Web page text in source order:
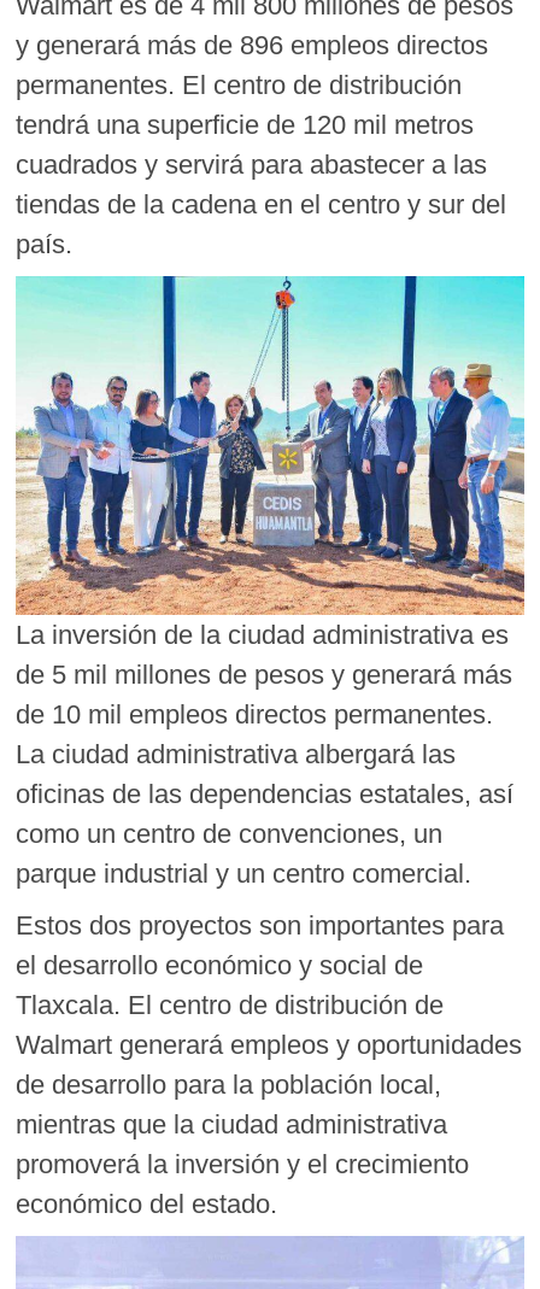
y generará más de 896 empleos directos
permanentes. El centro de distribución
tendrá una superficie de 120 mil metros
cuadrados y servirá para abastecer a las
tiendas de la cadena en el centro y sur del
país.
La inversión de la ciudad administrativa es
de 5 mil millones de pesos y generará más
de 10 mil empleos directos permanentes.
La ciudad administrativa albergará las
oficinas de las dependencias estatales, así
como un centro de convenciones, un
parque industrial y un centro comercial.
Estos dos proyectos son importantes para
el desarrollo económico y social de
Tlaxcala. El centro de distribución de
Walmart generará empleos y oportunidades
de desarrollo para la población local,
mientras que la ciudad administrativa
promoverá la inversión y el crecimiento
económico del estado.